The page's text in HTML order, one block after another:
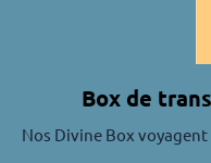
Box de
Nos Divine Box